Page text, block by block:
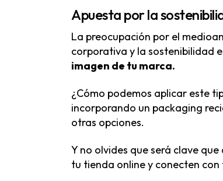
Apuesta por la
La preocupación por el
corporativa y la sostenibilidad
imagen de tu marca.
¿Cómo podemos aplicar este
incorporando un packaging
otras opciones.
Y no olvides que será clave
tu tienda online y conecten con